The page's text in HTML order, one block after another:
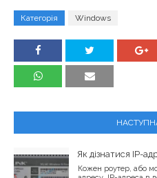
Категорія Windows
Як дізнатися IP-
Кожен роутер, або